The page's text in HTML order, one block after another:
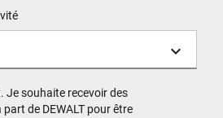
Je souhaite recevoir des
de DEWALT pour être